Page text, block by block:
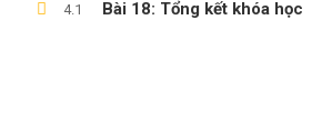
4.1 Bài 18: Tổng kết khóa học